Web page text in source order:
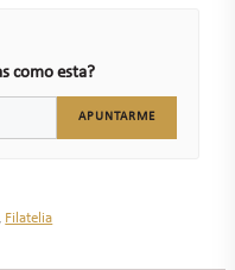
como esta?
APUNTARME
, Filatelia